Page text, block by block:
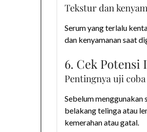
Tekstur dan
Serum yang terlalu
dan kenyamanan saat
6. Cek Potensi
Pentingnya uji
Sebelum menggunakan
belakang telinga atau
kemerahan atau gatal.